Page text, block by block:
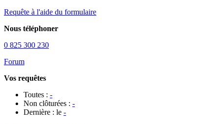
Requête à l'aide du formulaire
Nous téléphoner
0 825 300 230
Forum
Vos requêtes
Toutes : -
Non clôturées : -
Dernière : le -